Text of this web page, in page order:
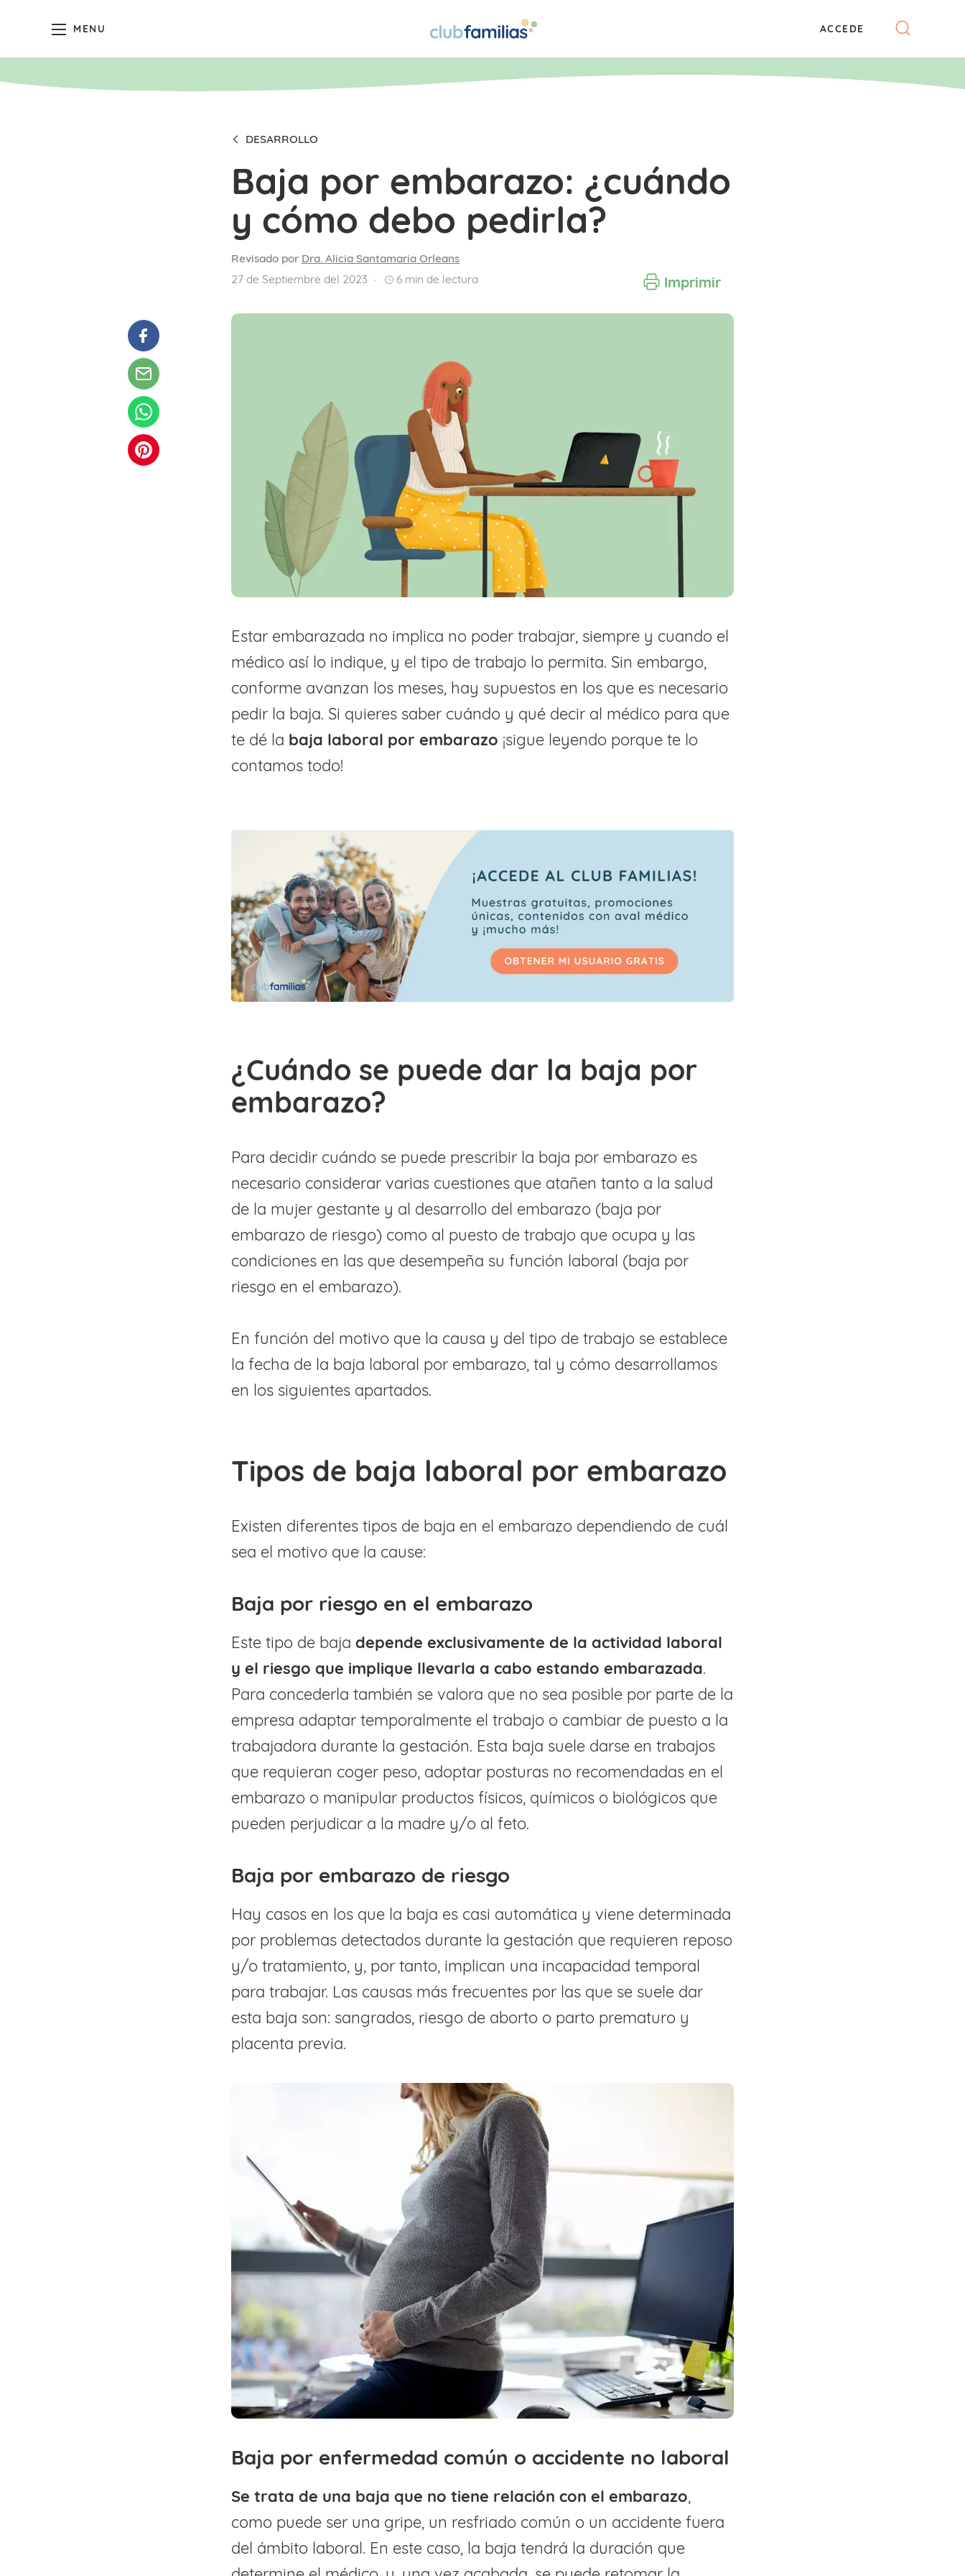
MENU ACCEDE
DESARROLLO
Baja por embarazo: ¿cuándo
y cómo debo pedirla?
Revisado por Dra. Alicia Santamaria Orleans
27 de Septiembre del 2023
6 min de lectura Imprimir
Estar embarazada no implica no poder trabajar, siempre y cuando el
médico así lo indique, y el tipo de trabajo lo permita. Sin embargo,
conforme avanzan los meses, hay supuestos en los que es necesario
pedir la baja. Si quieres saber cuándo y qué decir al médico para que
te dé la baja laboral por embarazo ¡sigue leyendo porque te lo
contamos todo!
¿Cuándo se puede dar la baja por
embarazo?
Para decidir cuándo se puede prescribir la baja por embarazo es
necesario considerar varias cuestiones que atañen tanto a la salud
de la mujer gestante y al desarrollo del embarazo (baja por
embarazo de riesgo) como al puesto de trabajo que ocupa y las
condiciones en las que desempeña su función laboral (baja por
riesgo en el embarazo).
En función del motivo que la causa y del tipo de trabajo se establece
la fecha de la baja laboral por embarazo, tal y cómo desarrollamos
en los siguientes apartados.
Tipos de baja laboral por embarazo
Existen diferentes tipos de baja en el embarazo dependiendo de cuál
sea el motivo que la cause:
Baja por riesgo en el embarazo
Este tipo de baja depende exclusivamente de la actividad laboral
y el riesgo que implique llevarla a cabo estando embarazada.
Para concederla también se valora que no sea posible por parte de la
empresa adaptar temporalmente el trabajo o cambiar de puesto a la
trabajadora durante la gestación. Esta baja suele darse en trabajos
que requieran coger peso, adoptar posturas no recomendadas en el
embarazo o manipular productos físicos, químicos o biológicos que
pueden perjudicar a la madre y/o al feto.
Baja por embarazo de riesgo
Hay casos en los que la baja es casi automática y viene determinada
por problemas detectados durante la gestación que requieren reposo
y/o tratamiento, y, por tanto, implican una incapacidad temporal
para trabajar. Las causas más frecuentes por las que se suele dar
esta baja son: sangrados, riesgo de aborto o parto prematuro y
placenta previa.
Baja por enfermedad común o accidente no laboral
Se trata de una baja que no tiene relación con el embarazo,
como puede ser una gripe, un resfriado común o un accidente fuera
del ámbito laboral. En este caso, la baja tendrá la duración que